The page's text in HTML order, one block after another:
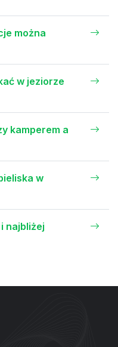
można
w jeziorze
kamperem a
w
najbliżej